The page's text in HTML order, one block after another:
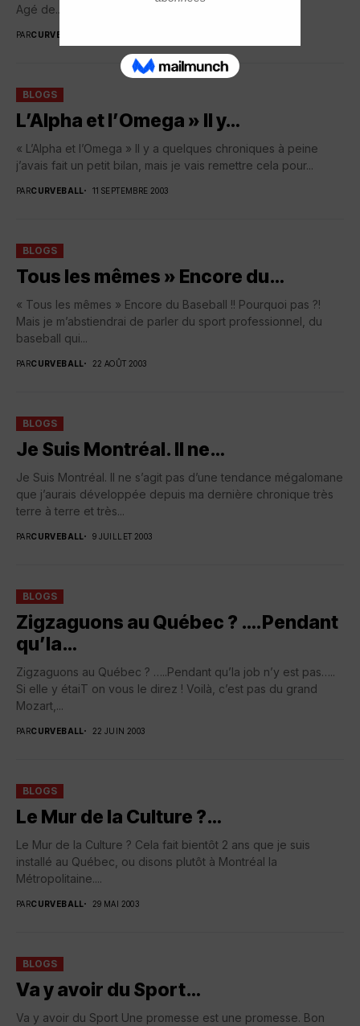
Agé de...
PARCURVEBALL
BLOGS
L’Alpha et l’Omega » Il y…
« L’Alpha et l’Omega » Il y a quelques chroniques à peine
j’avais fait un petit bilan, mais je vais remettre cela pour...
PARCURVEBALL 11 SEPTEMBRE 2003
BLOGS
Tous les mêmes » Encore du…
« Tous les mêmes » Encore du Baseball !! Pourquoi pas ?!
Mais je m’abstiendrai de parler du sport professionnel, du
baseball qui...
PARCURVEBALL 22 AOÛT 2003
BLOGS
Je Suis Montréal. Il ne…
Je Suis Montréal. Il ne s’agit pas d’une tendance mégalomane
que j’aurais développée depuis ma dernière chronique très
terre à terre et très...
PARCURVEBALL 9 JUILLET 2003
BLOGS
Zigzaguons au Québec ? ….Pendant
qu’la…
Zigzaguons au Québec ? …..Pendant qu’la job n’y est pas…..
Si elle y étaiT on vous le direz ! Voilà, c’est pas du grand
Mozart,...
PARCURVEBALL 22 JUIN 2003
BLOGS
Le Mur de la Culture ?…
Le Mur de la Culture ? Cela fait bientôt 2 ans que je suis
installé au Québec, ou disons plutôt à Montréal la
Métropolitaine....
PARCURVEBALL 29 MAI 2003
BLOGS
Va y avoir du Sport…
Va y avoir du Sport Une promesse est une promesse. Bon